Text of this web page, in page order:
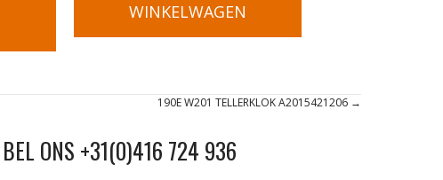
WINKELWAGEN
190E W201 TELLERKLOK A2015421206 →
BEL ONS +31(0)416 724 936